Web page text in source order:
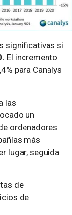
significativas si
El incremento
para Canalys
las
un
ordenadores
más
lugar, seguida
de
de